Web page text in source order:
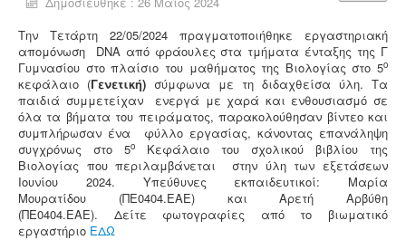
Την Τετάρτη 22/05/2024 πραγματοποιήθηκε εργαστηριακή
απομόνωση DNA από φράουλες στα τμήματα ένταξης της Γ
Γυμνασίου στο πλαίσιο του μαθήματος της Βιολογίας στο 5ο
κεφάλαιο (Γενετική) σύμφωνα με τη διδαχθείσα ύλη. Τα
παιδιά συμμετείχαν ενεργά με χαρά και ενθουσιασμό σε
όλα τα βήματα του πειράματος, παρακολούθησαν βίντεο και
συμπλήρωσαν ένα φύλλο εργασίας, κάνοντας επανάληψη
συγχρόνως στο 5ο
Κεφάλαιο του σχολικού βιβλίου της
Βιολογίας που περιλαμβάνεται στην ύλη των εξετάσεων
Ιουνίου 2024. Υπεύθυνες εκπαιδευτικοί: Μαρία
Μουρατίδου (ΠΕ0404.ΕΑΕ) και Αρετή Αρβύθη
(ΠΕ0404.ΕΑΕ). Δείτε φωτογραφίες από το βιωματικό
εργαστήριο ΕΔΩ